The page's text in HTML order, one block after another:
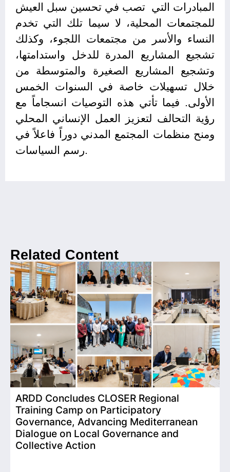
المبادرات التي تصب في تحسين سبل العيش
للمجتمعات المحلية، لا سيما تلك التي تخدم
النساء والأسر من مجتمعات اللجوء، وكذلك
تشجيع المشاريع المدرة للدخل واستدامتها،
وتشجيع المشاريع الصغيرة والمتوسطة من
خلال تسهيلات خاصة في السنوات الخمس
الأولى. فيما تأتي هذه التوصيات انسجاماً مع
رؤية التحالف لتعزيز العمل الإنساني المحلي
ومنح منظمات المجتمع المدني دوراً فاعلاً في
رسم السياسات.
Related Content
ARDD Concludes CLOSER Regional
Training Camp on Participatory
Governance, Advancing Mediterranean
Dialogue on Local Governance and
Collective Action